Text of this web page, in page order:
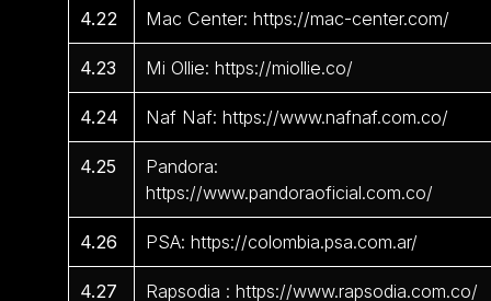
4.22 Mac Center: https://mac-center.com/
4.23 Mi Ollie: https://miollie.co/
4.24 Naf Naf: https://www.nafnaf.com.co/
4.25
Pandora:
https://www.pandoraoficial.com.co/
4.26 PSA: https://colombia.psa.com.ar/
4.27 Rapsodia : https://www.rapsodia.com.co/